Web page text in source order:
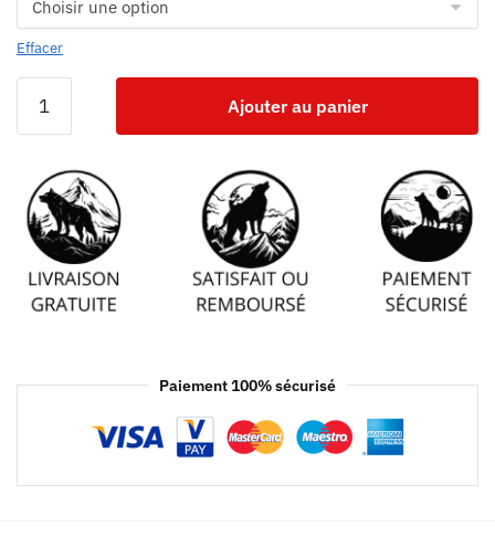
Effacer
Ajouter au panier
Paiement 100% sécurisé